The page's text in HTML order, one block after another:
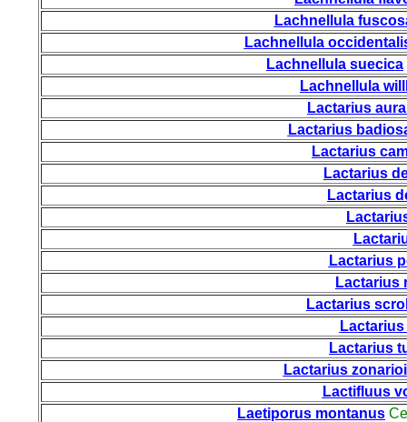
Lachnellula
Lachnellula
Lachnellula suecica
Lachnellula
Lactarius
Lactarius
Lactarius
Lactarius
Lactarius
Lactarius
Lactarius
Lactarius
Lactarius
Lactarius
Lactifluus
Laetiporus montanus